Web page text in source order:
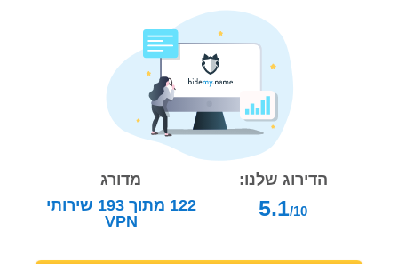
הדירוג שלנו:
5.1/10
מדורג
122 מתוך193 שירותי
VPN